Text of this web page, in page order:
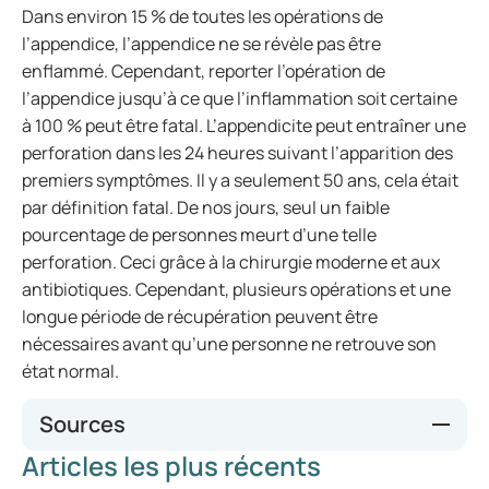
Dans environ 15 % de toutes les opérations de
l’appendice, l’appendice ne se révèle pas être
enflammé. Cependant, reporter l’opération de
l’appendice jusqu’à ce que l’inflammation soit certaine
à 100 % peut être fatal. L’appendicite peut entraîner une
perforation dans les 24 heures suivant l’apparition des
premiers symptômes. Il y a seulement 50 ans, cela était
par définition fatal. De nos jours, seul un faible
pourcentage de personnes meurt d’une telle
perforation. Ceci grâce à la chirurgie moderne et aux
antibiotiques. Cependant, plusieurs opérations et une
longue période de récupération peuvent être
nécessaires avant qu’une personne ne retrouve son
état normal.
Sources
HMC – Haaglanden Medisch Centrum. (z.d.).
Articles les plus récents